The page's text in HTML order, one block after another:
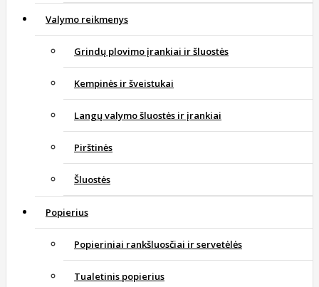
Valymo reikmenys
Grindų plovimo įrankiai ir šluostės
Kempinės ir šveistukai
Langų valymo šluostės ir įrankiai
Pirštinės
Šluostės
Popierius
Popieriniai rankšluosčiai ir servetėlės
Tualetinis popierius